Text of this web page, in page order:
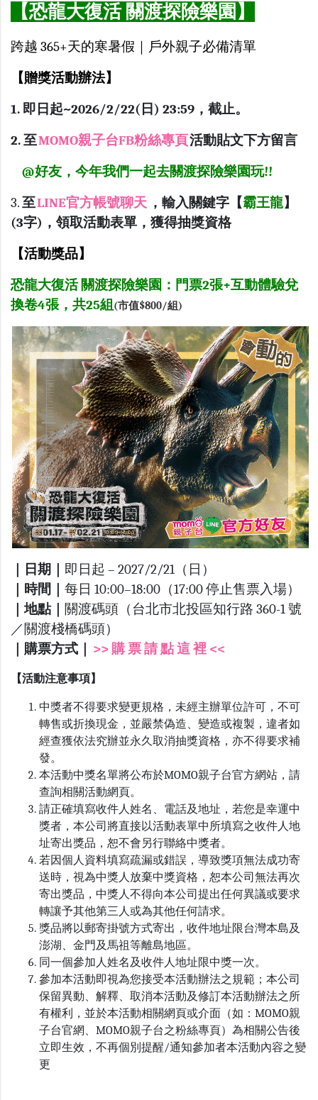
【恐龍大復活 關渡探險樂園】
跨越 365+天的寒暑假｜戶外親子必備清單
【贈獎活動辦法】
1. 即日起~2026/2/22(日) 23:59，截止。
2. 至MOMO親子台FB粉絲專頁活動貼文下方留言
@好友，今年我們一起去關渡探險樂園玩!!
3.至LINE官方帳號聊天 ，輸入關鍵字【霸王龍】
(3字)，領取活動表單，獲得抽獎資格
【活動獎品】
恐龍大復活 關渡探險樂園：門票2張+互動體驗兌
換卷4張，共25組(市值$800/組)
｜日期｜ 即日起 – 2027/2/21（日）
｜時間｜ 每日 10:00–18:00（17:00 停止售票入場）
｜地點｜ 關渡碼頭（台北市北投區知行路 360-1 號
／關渡棧橋碼頭）
｜購票方式｜
>> 購 票 請 點 這 裡 <<
【活動注意事項】
中獎者不得要求變更規格，未經主辦單位許可，不可
轉售或折換現金，並嚴禁偽造、變造或複製，違者如
經查獲依法究辦並永久取消抽獎資格，亦不得要求補
發。
本活動中獎名單將公布於MOMO親子台官方網站，請
查詢相關活動網頁。
請正確填寫收件人姓名、電話及地址，若您是幸運中
獎者，本公司將直接以活動表單中所填寫之收件人地
址寄出獎品，恕不會另行聯絡中獎者。
若因個人資料填寫疏漏或錯誤，導致獎項無法成功寄
送時，視為中獎人放棄中獎資格，恕本公司無法再次
寄出獎品，中獎人不得向本公司提出任何異議或要求
轉讓予其他第三人或為其他任何請求。
獎品將以郵寄掛號方式寄出，收件地址限台灣本島及
澎湖、金門及馬祖等離島地區。
同一個參加人姓名及收件人地址限中獎一次。
參加本活動即視為您接受本活動辦法之規範；本公司
保留異動、解釋、取消本活動及修訂本活動辦法之所
有權利，並於本活動相關網頁或介面（如：MOMO親
子台官網、MOMO親子台之粉絲專頁）為相關公告後
立即生效，不再個別提醒/通知參加者本活動內容之變
更